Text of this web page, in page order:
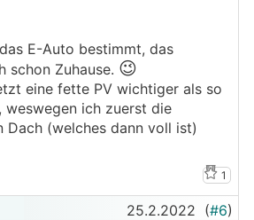
E-Auto bestimmt, das
schon Zuhause. 😉
eine fette PV wichtiger als so
weswegen ich zuerst die
Dach (welches dann voll ist)
1
25.2.2022 (#6)